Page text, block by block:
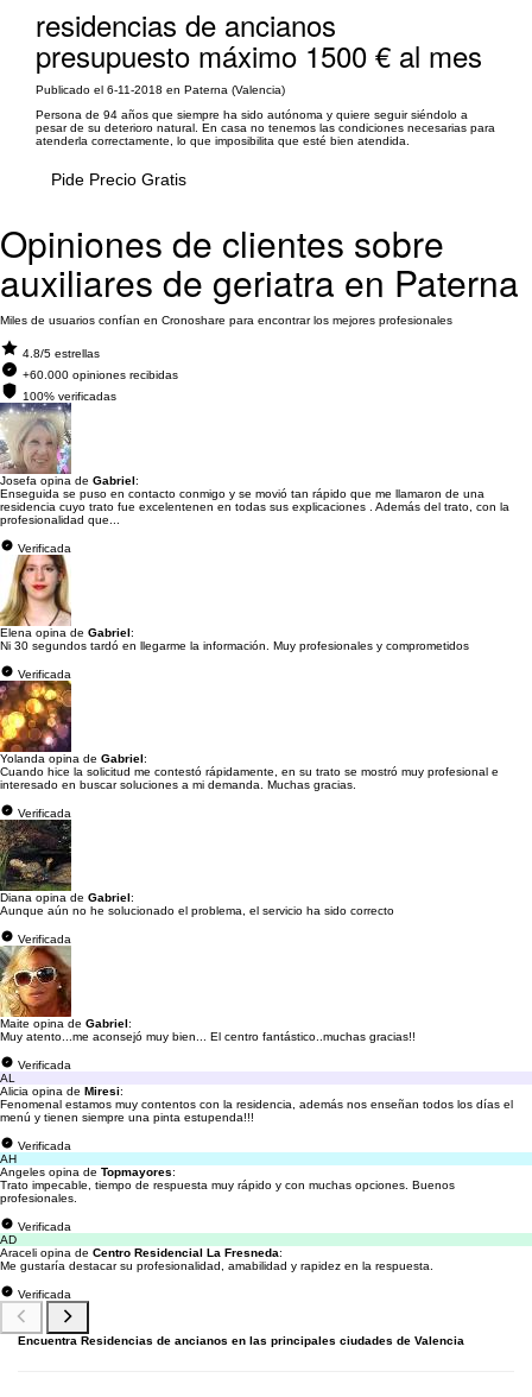
residencias de ancianos
presupuesto máximo 1500 € al mes
Publicado el 6-11-2018 en Paterna (Valencia)
Persona de 94 años que siempre ha sido autónoma y quiere seguir siéndolo a
pesar de su deterioro natural. En casa no tenemos las condiciones necesarias para
atenderla correctamente, lo que imposibilita que esté bien atendida.
Pide Precio Gratis
Opiniones de clientes sobre
auxiliares de geriatra en Paterna
Miles de usuarios confían en Cronoshare para encontrar los mejores profesionales
4.8/5 estrellas
+60.000 opiniones recibidas
100% verificadas
Josefa opina de Gabriel:
Enseguida se puso en contacto conmigo y se movió tan rápido que me llamaron de una
residencia cuyo trato fue excelentenen en todas sus explicaciones . Además del trato, con la
profesionalidad que...
Verificada
Elena opina de Gabriel:
Ni 30 segundos tardó en llegarme la información. Muy profesionales y comprometidos
Verificada
Yolanda opina de Gabriel:
Cuando hice la solicitud me contestó rápidamente, en su trato se mostró muy profesional e
interesado en buscar soluciones a mi demanda. Muchas gracias.
Verificada
Diana opina de Gabriel:
Aunque aún no he solucionado el problema, el servicio ha sido correcto
Verificada
Maite opina de Gabriel:
Muy atento...me aconsejó muy bien... El centro fantástico..muchas gracias!!
Verificada
AL
Alicia opina de Miresi:
Fenomenal estamos muy contentos con la residencia, además nos enseñan todos los días el
menú y tienen siempre una pinta estupenda!!!
Verificada
AH
Angeles opina de Topmayores:
Trato impecable, tiempo de respuesta muy rápido y con muchas opciones. Buenos
profesionales.
Verificada
AD
Araceli opina de Centro Residencial La Fresneda:
Me gustaría destacar su profesionalidad, amabilidad y rapidez en la respuesta.
Verificada
Encuentra Residencias de ancianos en las principales ciudades de Valencia